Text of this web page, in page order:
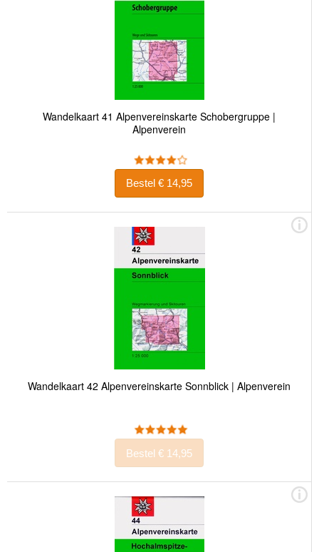
Wandelkaart 41 Alpenvereinskarte Schobergruppe |
Alpenverein
Bestel € 14,95
Wandelkaart 42 Alpenvereinskarte Sonnblick | Alpenverein
Bestel € 14,95